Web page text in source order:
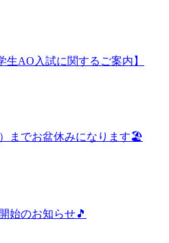
生AO入試に関するご案内】
までお盆休みになります🏖
始のお知らせ🎵